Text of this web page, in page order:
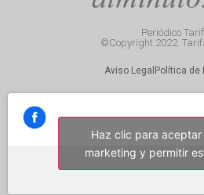
Periódico
©Copyright 2022.
Aviso Legal Política de
Haz clic para
marketing y permitir